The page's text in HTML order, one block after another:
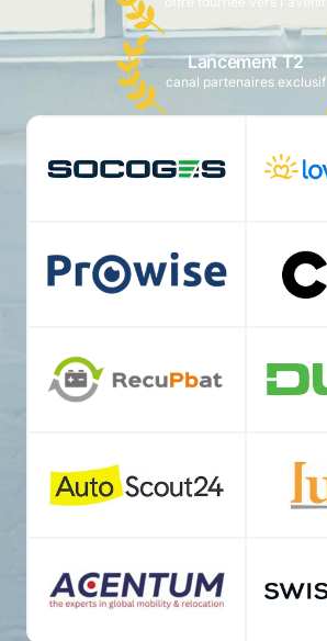
Lancement T2
canal partenaires exclusif